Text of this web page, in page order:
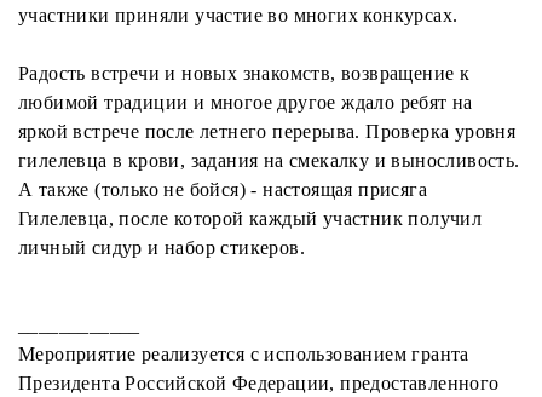
участники приняли участие во многих конкурсах.
Радость встречи и новых знакомств, возвращение к
любимой традиции и многое другое ждало ребят на
яркой встрече после летнего перерыва. Проверка уровня
гилелевца в крови, задания на смекалку и выносливость.
А также (только не бойся) - настоящая присяга
Гилелевца, после которой каждый участник получил
личный сидур и набор стикеров.
Мероприятие реализуется с использованием гранта
Президента Российской Федерации, предоставленного